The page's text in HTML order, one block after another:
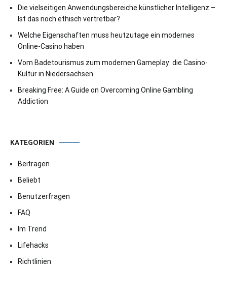
Die vielseitigen Anwendungsbereiche künstlicher Intelligenz –
Ist das noch ethisch vertretbar?
Welche Eigenschaften muss heutzutage ein modernes
Online-Casino haben
Vom Badetourismus zum modernen Gameplay: die Casino-
Kultur in Niedersachsen
Breaking Free: A Guide on Overcoming Online Gambling
Addiction
KATEGORIEN
Beitragen
Beliebt
Benutzerfragen
FAQ
Im Trend
Lifehacks
Richtlinien